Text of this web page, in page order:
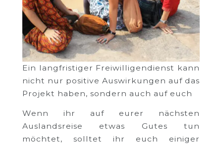
Ein langfristiger Freiwilligendienst kann
nicht nur positive Auswirkungen auf das
Projekt haben, sondern auch auf euch
Wenn ihr auf eurer nächsten
Auslandsreise etwas Gutes tun
möchtet, solltet ihr euch einiger